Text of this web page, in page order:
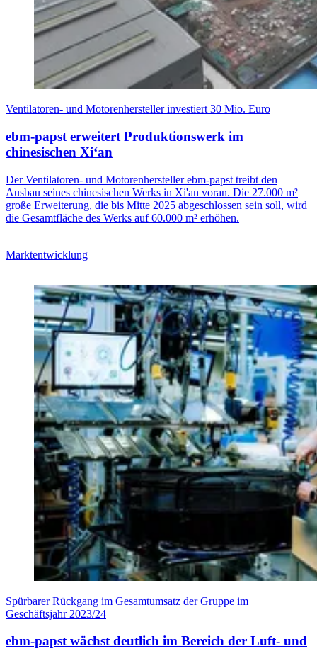
Ventilatoren- und Motorenhersteller investiert 30 Mio. Euro
ebm-papst erweitert Produktionswerk im
chinesischen Xi‘an
Der Ventilatoren- und Motorenhersteller ebm-papst treibt den
Ausbau seines chinesischen Werks in Xi'an voran. Die 27.000 m²
große Erweiterung, die bis Mitte 2025 abgeschlossen sein soll, wird
die Gesamtfläche des Werks auf 60.000 m² erhöhen.
Marktentwicklung
Spürbarer Rückgang im Gesamtumsatz der Gruppe im
Geschäftsjahr 2023/24
ebm-papst wächst deutlich im Bereich der Luft- und